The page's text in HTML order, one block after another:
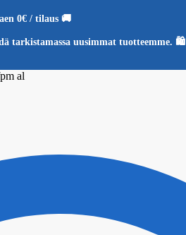
0€ / tilaus 🚚
tarkistamassa uusimmat tuotteemme. 🛍️
al